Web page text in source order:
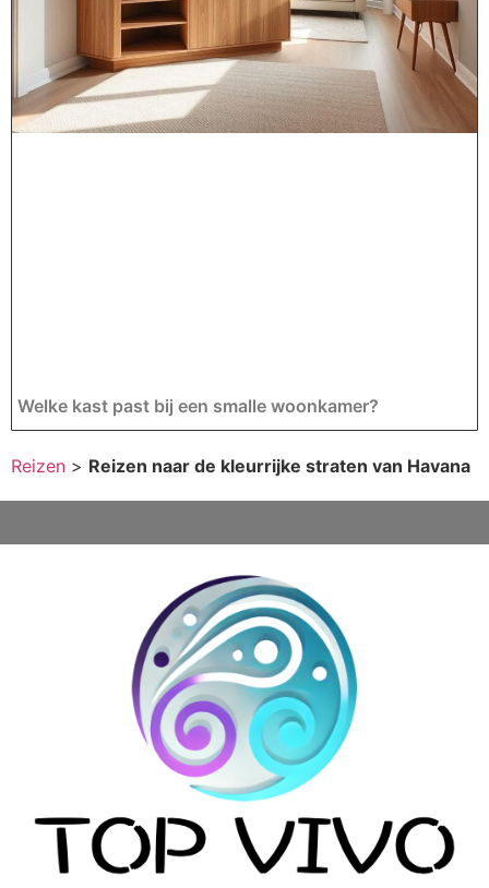
Welke kast past bij een smalle woonkamer?
Reizen > Reizen naar de kleurrijke straten van Havana